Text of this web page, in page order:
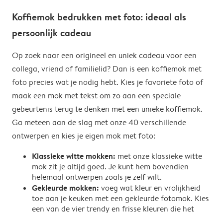
Koffiemok bedrukken met foto: ideaal als
persoonlijk cadeau
Op zoek naar een origineel en uniek cadeau voor een
collega, vriend of familielid? Dan is een koffiemok met
foto precies wat je nodig hebt. Kies je favoriete foto of
maak een mok met tekst om zo aan een speciale
gebeurtenis terug te denken met een unieke koffiemok.
Ga meteen aan de slag met onze 40 verschillende
ontwerpen en kies je eigen mok met foto:
Klassieke witte mokken: met onze klassieke witte
mok zit je altijd goed. Je kunt hem bovendien
helemaal ontwerpen zoals je zelf wilt.
Gekleurde mokken: voeg wat kleur en vrolijkheid
toe aan je keuken met een gekleurde fotomok. Kies
een van de vier trendy en frisse kleuren die het